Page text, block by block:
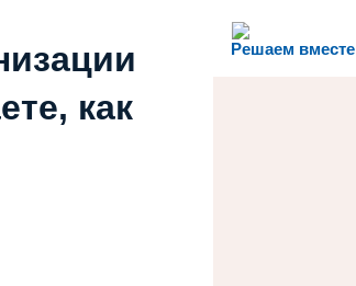
Решаем вместе
как